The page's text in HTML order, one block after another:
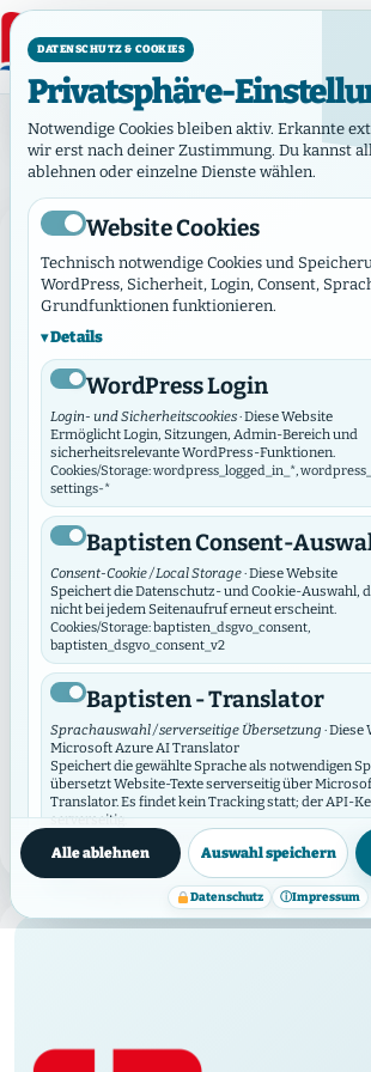
Kategorie: Information
Kategorie:
Juni 16, 2026·Information
Frischer Auftritt für die
in Hamburg
Relaunch von baptisten.hamburg
klarere Struktur, bessere Orientierung:
Website baptisten.hamburg ist im neuen
Mit dem Relaunch wird sichtbarer, was
in Hamburg verbindet: Gemeinden,
Veranstaltungen, Kontakte …
MEHR LESEN
DATENSCHUTZ & COOKIES
Privatsphäre-
Notwendige Cookies bleiben aktiv. Erkannte
wir erst nach deiner Zustimmung. Du kannst
ablehnen oder einzelne Dienste wählen.
Website Cookies
Technisch notwendige Cookies und
WordPress, Sicherheit, Login, Consent,
Grundfunktionen funktionieren.
Details
WordPress Login
Login- und Sicherheitscookies· Diese Website
Ermöglicht Login, Sitzungen, Admin-Bereich und
sicherheitsrelevante WordPress-Funktionen.
Cookies/Storage: wordpress_logged_in_*,
settings-*
Baptisten Consent-
Consent-Cookie / Local Storage· Diese Website
Speichert die Datenschutz- und Cookie-Auswahl,
nicht bei jedem Seitenaufruf erneut erscheint.
Cookies/Storage: baptisten_dsgvo_consent,
baptisten_dsgvo_consent_v2
Baptisten - Translator
Sprachauswahl / serverseitige Übersetzung ·
Microsoft Azure AI Translator
Speichert die gewählte Sprache als notwendigen
übersetzt Website-Texte serverseitig über
Translator. Es findet kein Tracking statt; der API-
serverseitig.
Cookies/Storage: prxenon_ai_translator_lang
Baptisten Video Widget
Video-Consent / lokaler Speicher· Diese Website
Das Video Widget verwaltet die Zustimmung für
Video-Anbieter. Es lädt externe Videos erst nach
Alle ablehnen Auswahl speichern
Datenschutz ⓘImpressum